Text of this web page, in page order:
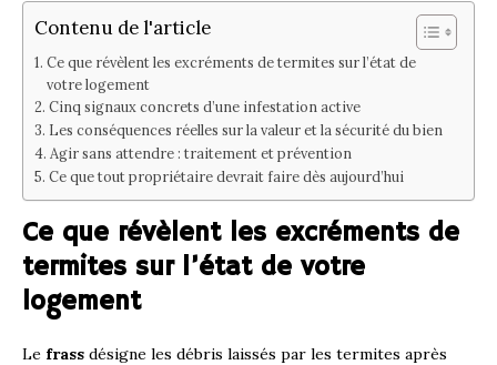
Contenu de l'article
Ce que révèlent les excréments de termites sur l’état de
votre logement
Cinq signaux concrets d’une infestation active
Les conséquences réelles sur la valeur et la sécurité du bien
Agir sans attendre : traitement et prévention
Ce que tout propriétaire devrait faire dès aujourd’hui
Ce que révèlent les excréments de
termites sur l’état de votre
logement
Le frass désigne les débris laissés par les termites après